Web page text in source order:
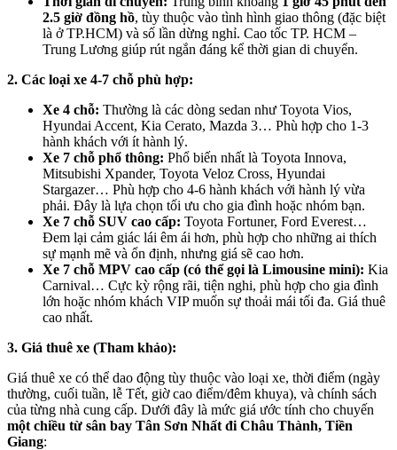
2.5 giờ đồng hồ, tùy thuộc vào tình hình giao thông (đặc biệt
là ở TP.HCM) và số lần dừng nghỉ. Cao tốc TP. HCM –
Trung Lương giúp rút ngắn đáng kể thời gian di chuyển.
2. Các loại xe 4-7 chỗ phù hợp:
Xe 4 chỗ: Thường là các dòng sedan như Toyota Vios,
Hyundai Accent, Kia Cerato, Mazda 3… Phù hợp cho 1-3
hành khách với ít hành lý.
Xe 7 chỗ phổ thông: Phổ biến nhất là Toyota Innova,
Mitsubishi Xpander, Toyota Veloz Cross, Hyundai
Stargazer… Phù hợp cho 4-6 hành khách với hành lý vừa
phải. Đây là lựa chọn tối ưu cho gia đình hoặc nhóm bạn.
Xe 7 chỗ SUV cao cấp: Toyota Fortuner, Ford Everest…
Đem lại cảm giác lái êm ái hơn, phù hợp cho những ai thích
sự mạnh mẽ và ổn định, nhưng giá sẽ cao hơn.
Xe 7 chỗ MPV cao cấp (có thể gọi là Limousine mini): Kia
Carnival… Cực kỳ rộng rãi, tiện nghi, phù hợp cho gia đình
lớn hoặc nhóm khách VIP muốn sự thoải mái tối đa. Giá thuê
cao nhất.
3. Giá thuê xe (Tham khảo):
Giá thuê xe có thể dao động tùy thuộc vào loại xe, thời điểm (ngày
thường, cuối tuần, lễ Tết, giờ cao điểm/đêm khuya), và chính sách
của từng nhà cung cấp. Dưới đây là mức giá ước tính cho chuyến
một chiều từ sân bay Tân Sơn Nhất đi Châu Thành, Tiền
Giang: